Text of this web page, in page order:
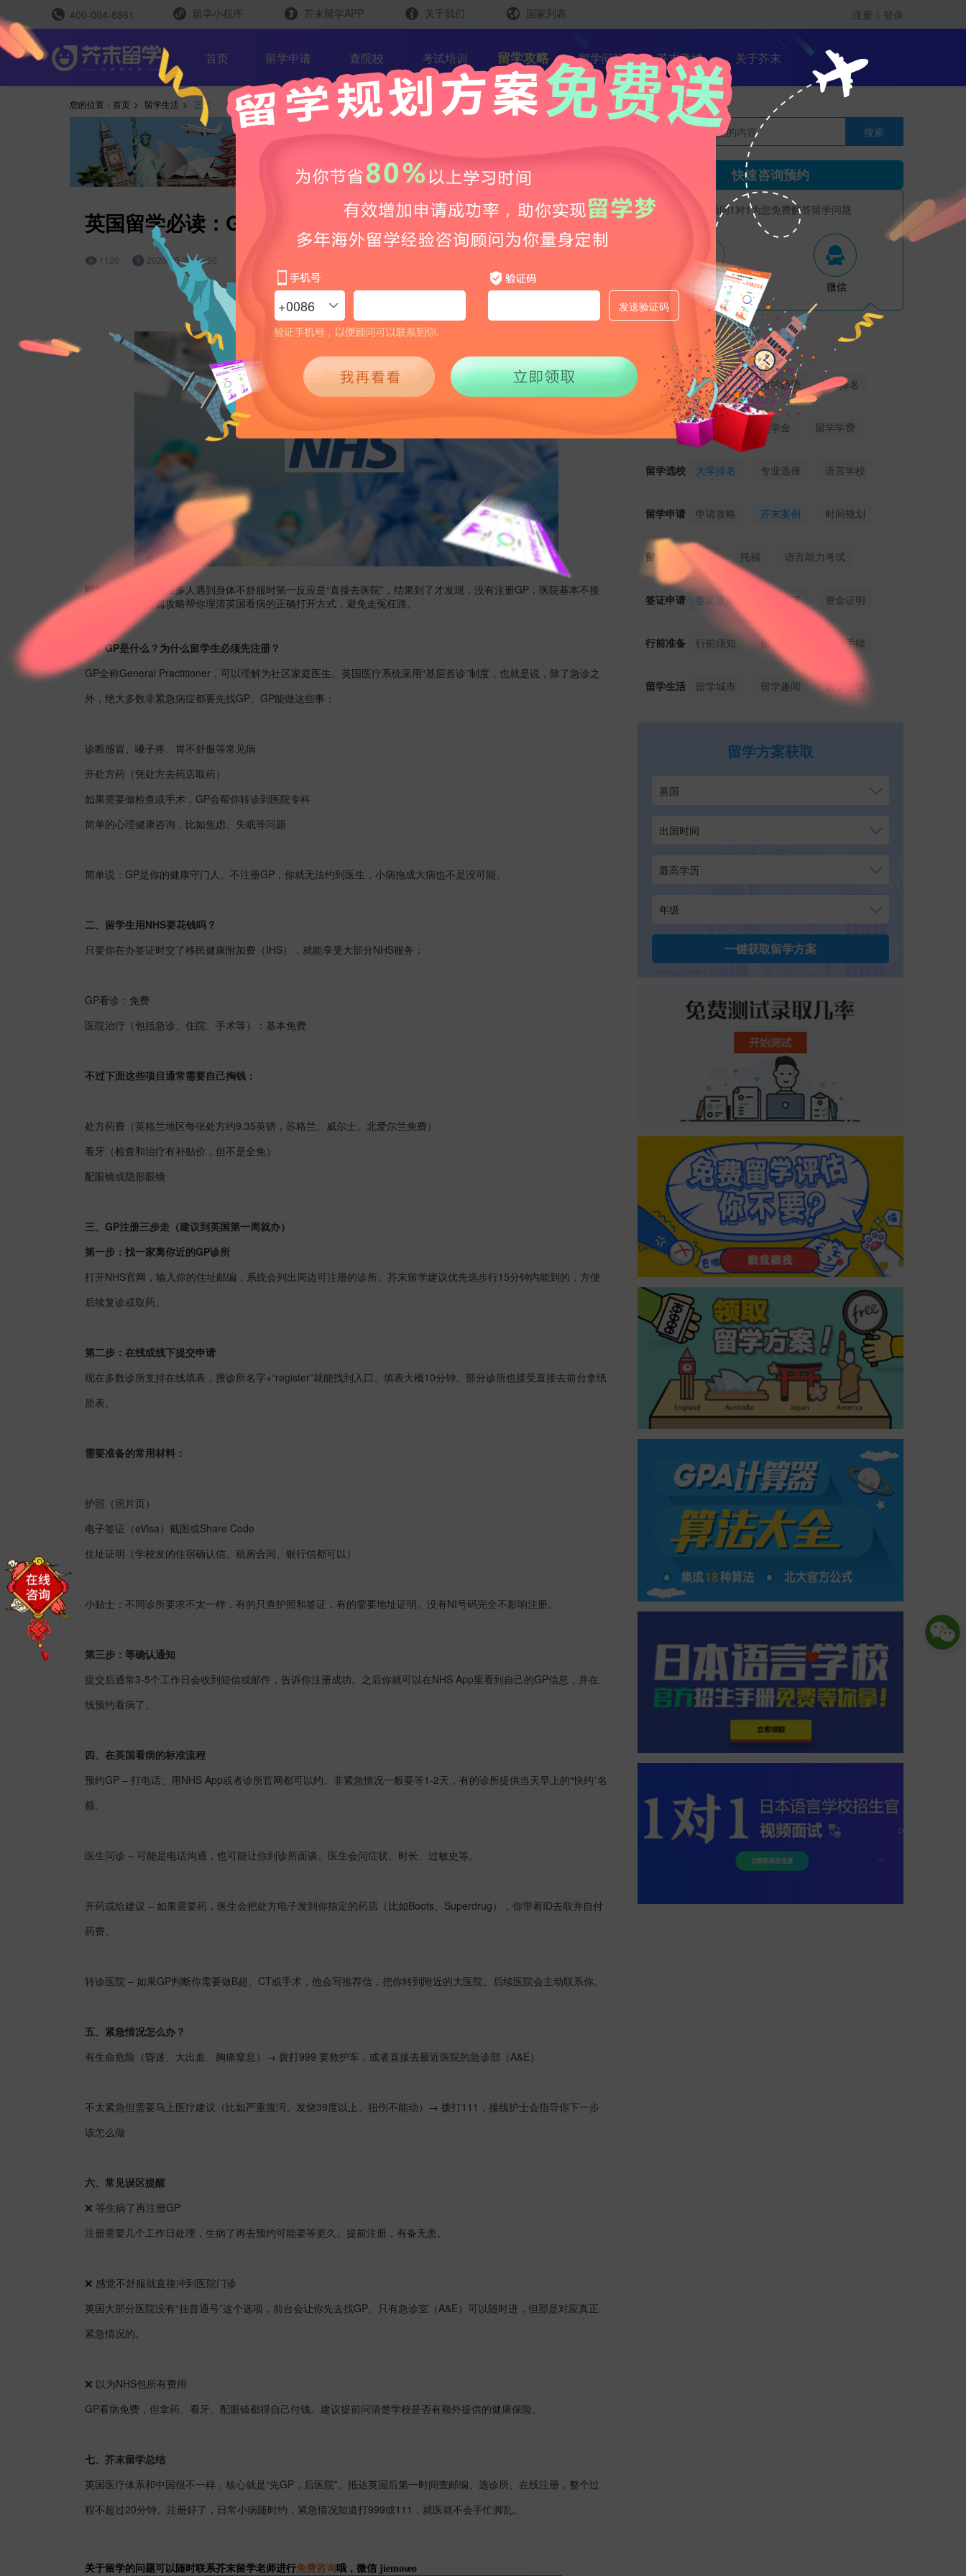
400-004-8861 留学小程序
留学评测
留学规划助手 留学申请助手
托福能力测评
芥末留学APP 关于我们
国家列表
韩国
英国
注册 | 登录
首页 留学申请 查院校 考试培训 留学攻略 留学问答 芥末商城 关于芥末
您的位置： 首页 > 留学生活 > 正文
英国留学必读：GP注册与NHS看病全攻略|英国留学
1120 2026-05-28 10:50
刚到英国的同学，很多人遇到身体不舒服时第一反应是“直接去医院” ，结果到了才发现，没有注册GP ，医院基本不接
待普通门诊。这篇攻略帮你理清英国看病的正确打开方式，避免走冤枉路。
一、GP是什么？为什么留学生必须先注册？
GP全称General Practitioner ，可以理解为社区家庭医生。英国医疗系统采用“基层首诊”制度，也就是说，除了急诊之
外，绝大多数非紧急病症都要先找GP。 GP能做这些事：
诊断感冒、嗓子疼、胃不舒服等常见病
开处方药（凭处方去药店取药）
如果需要做检查或手术， GP会帮你转诊到医院专科
简单的心理健康咨询，比如焦虑、失眠等问题
简单说： GP是你的健康守门人。不注册GP ，你就无法约到医生，小病拖成大病也不是没可能。
二、留学生用NHS要花钱吗？
只要你在办签证时交了移民健康附加费（IHS），就能享受大部分NHS服务：
GP看诊：免费
医院治疗（包括急诊、住院、手术等）：基本免费
不过下面这些项目通常需要自己掏钱：
处方药费（英格兰地区每张处方约9.35英镑，苏格兰、威尔士、北爱尔兰免费）
看牙（检查和治疗有补贴价，但不是全免）
配眼镜或隐形眼镜
三、 GP注册三步走（建议到英国第一周就办）
第一步：找一家离你近的GP诊所
打开NHS官网，输入你的住址邮编，系统会列出周边可注册的诊所。芥末留学建议优先选步行15分钟内能到的，方便
后续复诊或取药。
第二步：在线或线下提交申请
现在多数诊所支持在线填表，搜诊所名字+“register”就能找到入口。填表大概10分钟。部分诊所也接受直接去前台拿纸
质表。
需要准备的常用材料：
护照（照片页）
电子签证（eVisa）截图或Share Code
住址证明（学校发的住宿确认信、租房合同、银行信都可以）
小贴士：不同诊所要求不太一样，有的只查护照和签证，有的需要地址证明。没有NI号码完全不影响注册。
第三步：等确认通知
提交后通常3-5个工作日会收到短信或邮件，告诉你注册成功。之后你就可以在NHS App里看到自己的GP信息，并在
线预约看病了。
四、在英国看病的标准流程
预约GP – 打电话、用NHS App或者诊所官网都可以约。非紧急情况一般要等1-2天，有的诊所提供当天早上的“快约”名
额。
医生问诊 – 可能是电话沟通，也可能让你到诊所面谈。医生会问症状、时长、过敏史等。
开药或给建议 – 如果需要药，医生会把处方电子发到你指定的药店（比如Boots Superdrug），你带着ID去取并自付
药费。
转诊医院 – 如果 GP判断你需要做B超、 CT或手术，他会写推荐信，把你转到附近的大医院。后续医院会主动联系你。
五、紧急情况怎么办？
有生命危险（昏迷、大出血、胸痛窒息） → 拨打999 要救护车，或者直接去最近医院的急诊部（A&E）
不太紧急但需要马上医疗建议（比如严重腹泻、发烧39度以上、扭伤不能动） → 拨打111 ，接线护士会指导你下一步
该怎么做
六、常见误区提醒
❌ 等生病了再注册GP
注册需要几个工作日处理，生病了再去预约可能要等更久。提前注册，有备无患。
❌ 感觉不舒服就直接冲到医院门诊
英国大部分医院没有“挂普通号”这个选项，前台会让你先去找GP。只有急诊室（A&E）可以随时进，但那是对应真正
紧急情况的。
❌ 以为NHS包所有费用
GP看病免费，但拿药、看牙、配眼镜都得自己付钱。建议提前问清楚学校是否有额外提供的健康保险。
七、芥末留学总结
英国医疗体系和中国很不一样，核心就是“先GP ，后医院”。抵达英国后第一时间查邮编、选诊所、在线注册，整个过
程不超过20分钟。注册好了，日常小病随时约，紧急情况知道打999或111 ，就医就不会手忙脚乱。
关于留学的问题可以随时联系芥末留学老师进行免费咨询 哦，微信 jiemoseo
搜索
快速咨询预约
资深顾问1对1为您免费解答留学问题
电话 微信
热门标签
留学新闻 留学新政 留学趋势 QS排名
留学费用 费用详解 奖学金 留学学费
留学选校 大学排名 专业选择 语言学校
留学申请 申请攻略 芥末案例 时间规划
留学考试 雅思 托福 语言能力考试
签证申请 签证攻略 留学签证 资金证明
行前准备 行前须知 留学行李 留学手续
留学生活 留学城市 留学趣闻 留学住宿
留学方案获取